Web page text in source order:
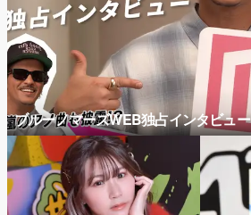
ブルーノマーズWEB独占インタビュー